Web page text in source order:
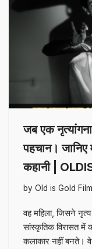
जब एक
पहचान। जानिए
कहानी |
by Old is Gold
वह महिला, जिसने
सांस्कृतिक विरासत
कलाकार नहीं बनते।